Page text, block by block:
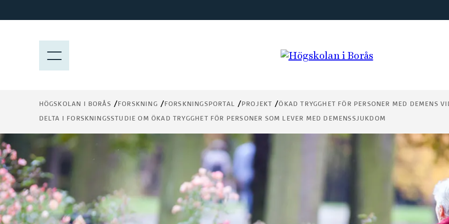
o
u
v
u
d
i
n
n
N
HÖGSKOLAN I BORÅS FORSKNING FORSKNINGSPORTAL PROJEKT ÖKAD TRYGGHET FÖR PERSONER MED DEMENS
DELTA I FORSKNINGSSTUDIE OM ÖKAD TRYGGHET FÖR PERSONER SOM LEVER MED DEMENSSJUKDOM